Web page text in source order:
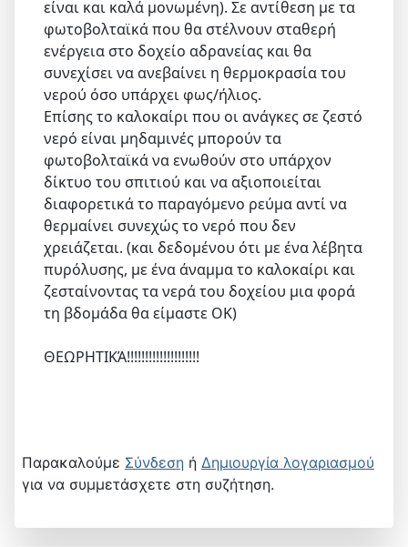
είναι και καλά μονωμένη). Σε αντίθεση με τα
φωτοβολταϊκά που θα στέλνουν σταθερή
ενέργεια στο δοχείο αδρανείας και θα
συνεχίσει να ανεβαίνει η θερμοκρασία του
νερού όσο υπάρχει φως/ήλιος.
Επίσης το καλοκαίρι που οι ανάγκες σε ζεστό
νερό είναι μηδαμινές μπορούν τα
φωτοβολταϊκά να ενωθούν στο υπάρχον
δίκτυο του σπιτιού και να αξιοποιείται
διαφορετικά το παραγόμενο ρεύμα αντί να
θερμαίνει συνεχώς το νερό που δεν
χρειάζεται. (και δεδομένου ότι με ένα λέβητα
πυρόλυσης, με ένα άναμμα το καλοκαίρι και
ζεσταίνοντας τα νερά του δοχείου μια φορά
τη βδομάδα θα είμαστε OK)
ΘΕΩΡΗΤΙΚΆ!!!!!!!!!!!!!!!!!!!!
Παρακαλούμε Σύνδεση ή Δημιουργία λογαριασμού
για να συμμετάσχετε στη συζήτηση.